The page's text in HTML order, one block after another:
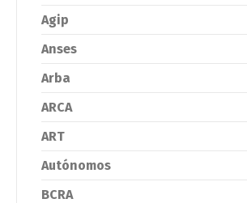
Agip
Anses
Arba
ARCA
ART
Autónomos
BCRA